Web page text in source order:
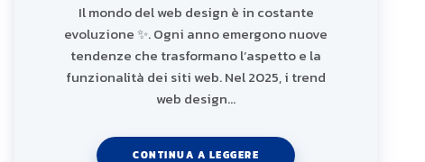
Il mondo del web design è in costante
evoluzione ✨. Ogni anno emergono nuove
tendenze che trasformano l’aspetto e la
funzionalità dei siti web. Nel 2025, i trend
web design…
CONTINUA A LEGGERE